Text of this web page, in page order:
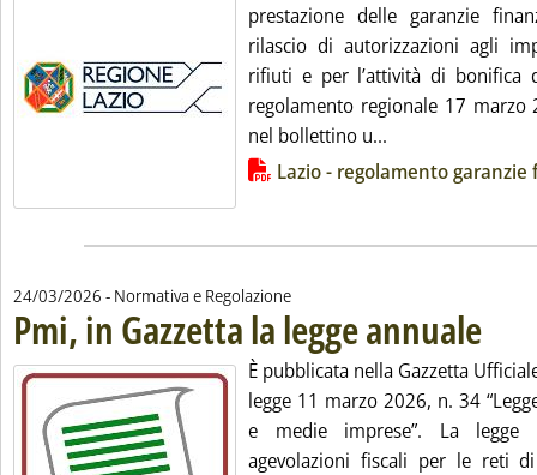
prestazione delle garanzie
rilascio di autorizzazioni agli
rifiuti e per l’attività di bonifica
regolamento regionale 17
nel bollettino u...
Lista allegati PDF alla notiziaLazio - regolamento
24/03/2026 - Normativa e Regolazione
Pmi, in Gazzetta la legge annuale
È pubblicata nella Gazzetta
legge 11 marzo 2026, n. 34
e medie imprese”. La legge
agevolazioni fiscali per le reti